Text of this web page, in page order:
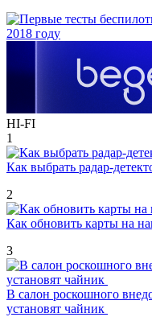
HI-FI
1
Как выбрать радар-
2
Как обновить карты на
3
В салон роскошного
установят чайник